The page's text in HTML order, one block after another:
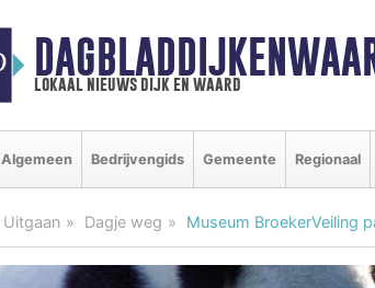
lokaal nieuws dijk en waard
Algemeen Bedrijvengids Gemeente Regionaal
Uitgaan Dagje weg Museum BroekerVeiling